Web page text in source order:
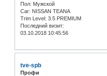
Пол: Мужской
Car: NISSAN TEANA
Trim Level: 3.5 PREMIUM
Последний визит:
03.10.2018 10:45:56
tve-spb
Профи